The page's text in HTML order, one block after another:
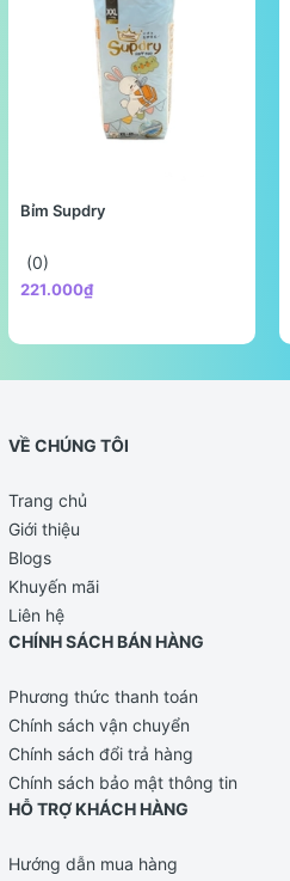
Bỉm Supdry
(0)
221.000₫
VỀ CHÚNG TÔI
Trang chủ
Giới thiệu
Blogs
Khuyến mãi
Liên hệ
CHÍNH SÁCH BÁN HÀNG
Phương thức thanh toán
Chính sách vận chuyển
Chính sách đổi trả hàng
Chính sách bảo mật thông tin
HỖ TRỢ KHÁCH HÀNG
Hướng dẫn mua hàng